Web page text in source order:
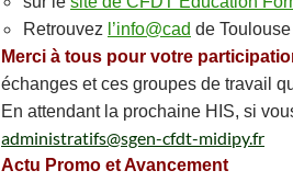
Retrouvez l’info@cad de Toulouse
Merci à tous pour votre
échanges et ces groupes de travail
En attendant la prochaine HIS, si
administratifs@sgen-cfdt-midipy.fr
Actu Promo et Avancement